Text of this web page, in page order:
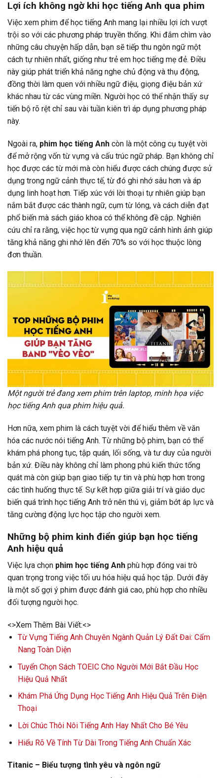
Lợi ích không ngờ khi học tiếng Anh qua phim
Việc xem phim để học tiếng Anh mang lại nhiều lợi ích vượt
trội so với các phương pháp truyền thống. Khi đắm chìm vào
những câu chuyện hấp dẫn, bạn sẽ tiếp thu ngôn ngữ một
cách tự nhiên nhất, giống như trẻ em học tiếng mẹ đẻ. Điều
này giúp phát triển khả năng nghe chủ động và thụ động,
đồng thời làm quen với nhiều ngữ điệu, giọng điệu bản xứ
khác nhau từ các vùng miền. Người học có thể nhận thấy sự
tiến bộ rõ rệt chỉ sau vài tuần kiên trì áp dụng phương pháp
này.
Ngoài ra, phim học tiếng Anh còn là một công cụ tuyệt vời
để mở rộng vốn từ vựng và cấu trúc ngữ pháp. Bạn không chỉ
học được các từ mới mà còn hiểu được cách chúng được sử
dụng trong ngữ cảnh thực tế, từ đó ghi nhớ sâu hơn và áp
dụng linh hoạt hơn. Tiếp xúc với lời thoại tự nhiên giúp bạn
nắm bắt được các thành ngữ, cụm từ lóng, và cách diễn đạt
phổ biến mà sách giáo khoa có thể không đề cập. Nghiên
cứu chỉ ra rằng, việc học từ vựng qua ngữ cảnh hình ảnh giúp
tăng khả năng ghi nhớ lên đến 70% so với học thuộc lòng
đơn thuần.
Một người trẻ đang xem phim trên laptop, minh họa việc
học tiếng Anh qua phim hiệu quả.
Hơn nữa, xem phim là cách tuyệt vời để hiểu thêm về văn
hóa các nước nói tiếng Anh. Từ những bộ phim, bạn có thể
khám phá phong tục, tập quán, lối sống, và tư duy của người
bản xứ. Điều này không chỉ làm phong phú kiến thức tổng
quát mà còn giúp bạn giao tiếp tự tin và phù hợp hơn trong
các tình huống thực tế. Sự kết hợp giữa giải trí và giáo dục
biến quá trình học tiếng Anh trở nên thú vị, giảm bớt áp lực và
tăng cường động lực học tập cho người xem.
Những bộ phim kinh điển giúp bạn học tiếng
Anh hiệu quả
Việc lựa chọn phim học tiếng Anh phù hợp đóng vai trò
quan trọng trong việc tối ưu hóa hiệu quả học tập. Dưới đây
là một số gợi ý phim được đánh giá cao, phù hợp cho nhiều
đối tượng người học.
<>Xem Thêm Bài Viết:<>
Từ Vựng Tiếng Anh Chuyên Ngành Quản Lý Đất Đai: Cẩm
Nang Toàn Diện
Tuyển Chọn Sách TOEIC Cho Người Mới Bắt Đầu Học
Hiệu Quả Nhất
Khám Phá Ứng Dụng Học Tiếng Anh Hiệu Quả Trên Điện
Thoại
Lời Chúc Thôi Nôi Tiếng Anh Hay Nhất Cho Bé Yêu
Hiểu Rõ Về Tính Từ Dài Trong Tiếng Anh Chuẩn Xác
Titanic – Biểu tượng tình yêu và ngôn ngữ